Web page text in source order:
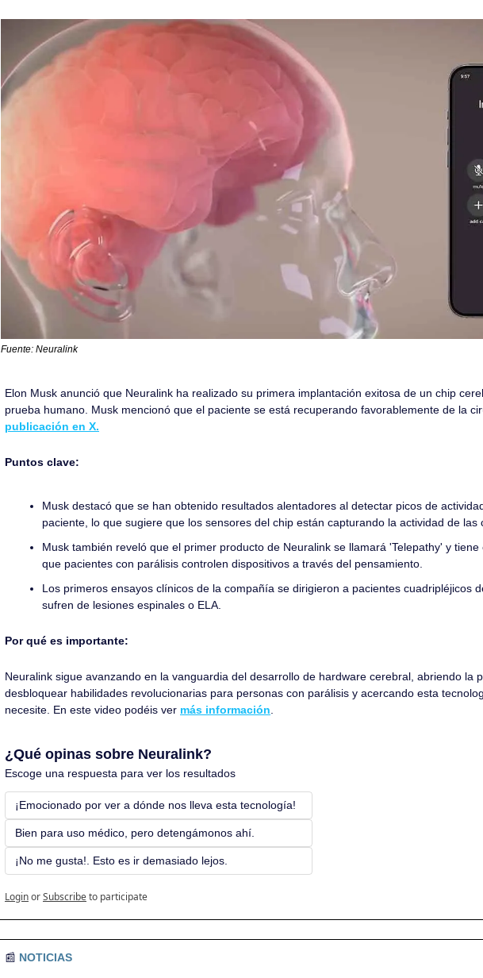
Fuente: Neuralink
Elon Musk anunció que Neuralink ha realizado su primera implantación exitosa de un chip
publicación en X.
Puntos clave:
Musk destacó que se han obtenido resultados alentadores al detectar picos de
paciente, lo que sugiere que los sensores del chip están capturando la actividad de las
Musk también reveló que el primer producto de Neuralink se llamará 'Telepathy' y
que pacientes con parálisis controlen dispositivos a través del pensamiento.
Los primeros ensayos clínicos de la compañía se dirigieron a pacientes cuadripléjicos
sufren de lesiones espinales o ELA.
Por qué es importante:
Neuralink sigue avanzando en la vanguardia del desarrollo de hardware cerebral, abriendo la
desbloquear habilidades revolucionarias para personas con parálisis y acercando esta
necesite. En este video podéis ver más información
¿Qué opinas sobre Neuralink?
Escoge una respuesta para ver los resultados
¡Emocionado por ver a dónde nos lleva esta tecnología!
Bien para uso médico, pero detengámonos ahí.
¡No me gusta!. Esto es ir demasiado lejos.
LoginorSubscribeto participate
📰 NOTICIAS